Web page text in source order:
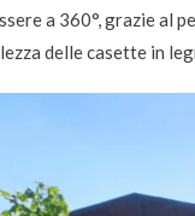
a 360°, grazie al
delle casette in